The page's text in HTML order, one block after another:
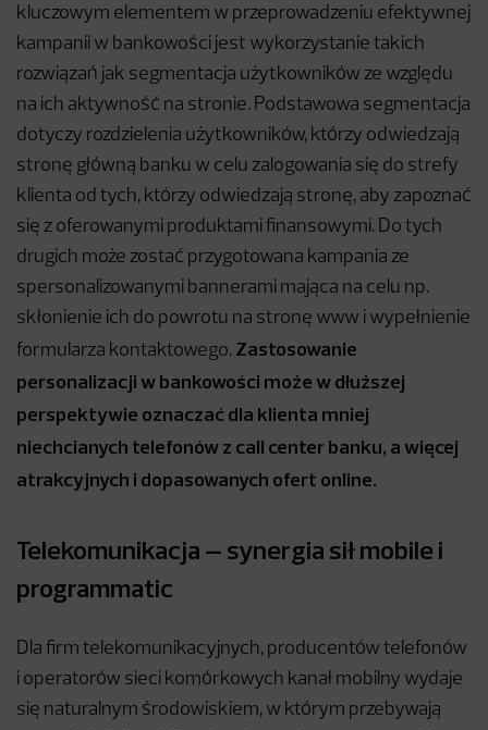
kluczowym elementem w przeprowadzeniu efektywnej
kampanii w bankowości jest wykorzystanie takich
rozwiązań jak segmentacja użytkowników ze względu
na ich aktywność na stronie. Podstawowa segmentacja
dotyczy rozdzielenia użytkowników, którzy odwiedzają
stronę główną banku w celu zalogowania się do strefy
klienta od tych, którzy odwiedzają stronę, aby zapoznać
się z oferowanymi produktami finansowymi. Do tych
drugich może zostać przygotowana kampania ze
spersonalizowanymi bannerami mająca na celu np.
skłonienie ich do powrotu na stronę www i wypełnienie
formularza kontaktowego. Zastosowanie
personalizacji w bankowości może w dłuższej
perspektywie oznaczać dla klienta mniej
niechcianych telefonów z call center banku, a więcej
atrakcyjnych i dopasowanych ofert online.
Telekomunikacja – synergia sił mobile i
programmatic
Dla firm telekomunikacyjnych, producentów telefonów
i operatorów sieci komórkowych kanał mobilny wydaje
się naturalnym środowiskiem, w którym przebywają